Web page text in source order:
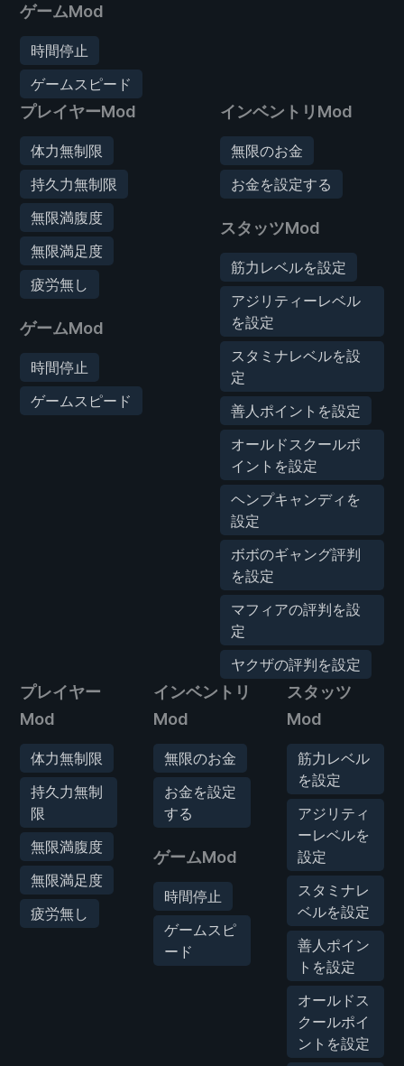
ゲームMod
時間停止
ゲームスピード
プレイヤーMod
体力無制限
持久力無制限
無限満腹度
無限満足度
疲労無し
ゲームMod
時間停止
ゲームスピード
インベントリMod
無限のお金
お金を設定する
スタッツMod
筋力レベルを設定
アジリティーレベル
を設定
スタミナレベルを設
定
善人ポイントを設定
オールドスクールポ
イントを設定
ヘンプキャンディを
設定
ボボのギャング評判
を設定
マフィアの評判を設
定
ヤクザの評判を設定
プレイヤー
Mod
体力無制限
持久力無制
限
無限満腹度
無限満足度
疲労無し
インベントリ
Mod
無限のお金
お金を設定
する
ゲームMod
時間停止
ゲームスピ
ード
スタッツ
Mod
筋力レベル
を設定
アジリティ
ーレベルを
設定
スタミナレ
ベルを設定
善人ポイン
トを設定
オールドス
クールポイ
ントを設定